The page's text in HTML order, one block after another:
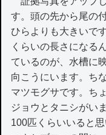
す。頭の先から尾の
ひらよりも大きいで
くらいの長さになる
ているのが、水槽に
向こうにいます。ち
マツモグサです。ち
ジョウとタニシがい
100匹くらいいると